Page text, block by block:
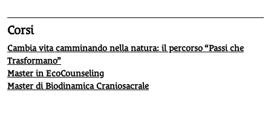
Corsi
Cambia vita camminando nella natura: il percorso “Passi che
Trasformano”
Master in EcoCounseling
Master di Biodinamica Craniosacrale